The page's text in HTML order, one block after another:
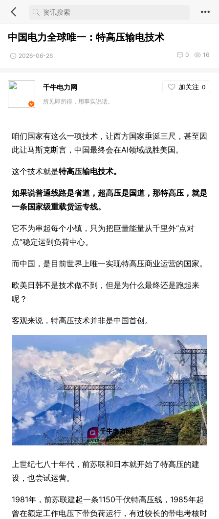
中国电力全球唯一：特高压输电技术
2026-06-26 16
0
千牛电力网 加关注 0
所见即所得，用事实说话。
咱们国家有这么一项技术，让西方国家垂涎三尺，甚至因
此让马斯克断言，中国最终会在AI领域战胜美国。
这个技术就是特高压输电技术。
如果说普通线路是省道，超高压是国道，那特高压，就是
一条国家级重载货运专线。
它不为串起每个小镇，只为把巨量能量从千里外“点对
点”稳定运到负荷中心。
而中国，是目前世界上唯一实现特高压商业运营的国家。
欧美日韩不是技术做不到，但是为什么最终还是跑起来
呢？
客观来说，特高压技术并非是中国首创。
上世纪七八十年代，前苏联和日本就开始了特高压的建
设，也尝试运营。
1981年，前苏联建起一条1150千伏特高压线，1985年起
曾在额定工作电压下带负荷运行，有过较长的带电考核时